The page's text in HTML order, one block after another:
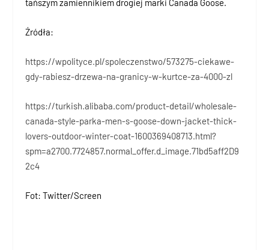
tańszym zamiennikiem drogiej marki Canada Goose.
Źródła:
https://wpolityce.pl/spoleczenstwo/573275-ciekawe-
gdy-rabiesz-drzewa-na-granicy-w-kurtce-za-4000-zl
https://turkish.alibaba.com/product-detail/wholesale-
canada-style-parka-men-s-goose-down-jacket-thick-
lovers-outdoor-winter-coat-1600369408713.html?
spm=a2700.7724857.normal_offer.d_image.71bd5aff2D9
2c4
Fot: Twitter/Screen